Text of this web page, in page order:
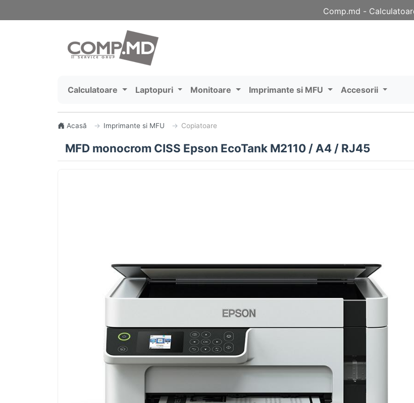
Comp.md -
Calculatoare Laptopuri Monitoare Imprimante si MFU Accesorii
Acasă Imprimante si MFU Copiatoare
MFD monocrom CISS Epson EcoTank M2110 / A4 / RJ45